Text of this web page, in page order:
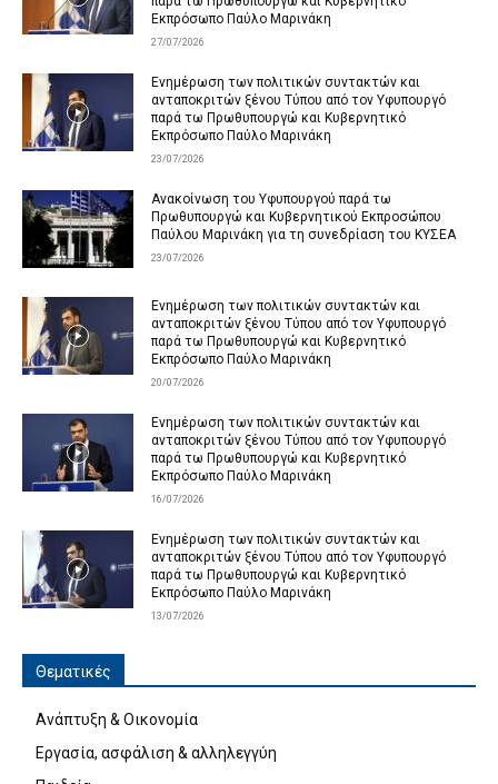
Εκπρόσωπο Παύλο Μαρινάκη
27/07/2026
Ενημέρωση των πολιτικών συντακτών και
ανταποκριτών ξένου Τύπου από τον Υφυπουργό
παρά τω Πρωθυπουργώ και Κυβερνητικό
Εκπρόσωπο Παύλο Μαρινάκη
23/07/2026
Ανακοίνωση του Υφυπουργού παρά τω
Πρωθυπουργώ και Κυβερνητικού Εκπροσώπου
Παύλου Μαρινάκη για τη συνεδρίαση του ΚΥΣΕΑ
23/07/2026
Ενημέρωση των πολιτικών συντακτών και
ανταποκριτών ξένου Τύπου από τον Υφυπουργό
παρά τω Πρωθυπουργώ και Κυβερνητικό
Εκπρόσωπο Παύλο Μαρινάκη
20/07/2026
Ενημέρωση των πολιτικών συντακτών και
ανταποκριτών ξένου Τύπου από τον Υφυπουργό
παρά τω Πρωθυπουργώ και Κυβερνητικό
Εκπρόσωπο Παύλο Μαρινάκη
16/07/2026
Ενημέρωση των πολιτικών συντακτών και
ανταποκριτών ξένου Τύπου από τον Υφυπουργό
παρά τω Πρωθυπουργώ και Κυβερνητικό
Εκπρόσωπο Παύλο Μαρινάκη
13/07/2026
Θεματικές
Ανάπτυξη & Οικονομία
Εργασία, ασφάλιση & αλληλεγγύη